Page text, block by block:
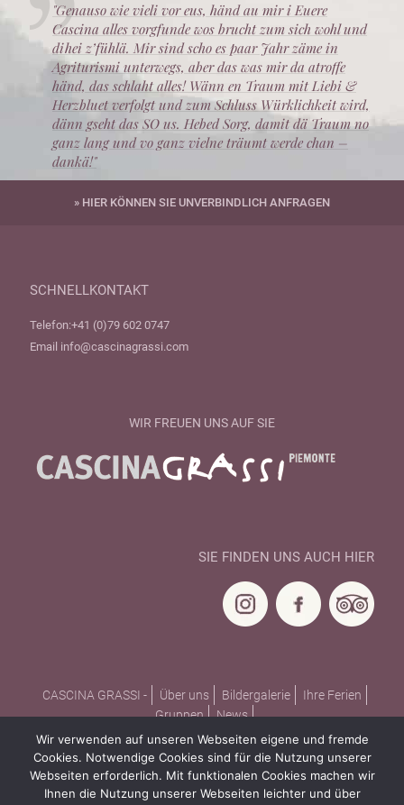
"Genauso wie vieli vor eus, händ au mir i Euere
Cascina alles vorgfunde wos brucht zum sich wohl und
dihei z’fühlä. Mir sind scho es paar Jahr zäme in
Agriturismi unterwegs, aber das was mir da atroffe
händ, das schlaht alles! Wänn en Traum mit Liebi &
Herzbluet verfolgt und zum Schluss Würklichkeit wird,
dänn gseht das SO us. Hebed Sorg, damit dä Traum no
ganz lang und vo ganz vielne träumt werde chan –
dankä!"
» HIER KÖNNEN SIE UNVERBINDLICH ANFRAGEN
SCHNELLKONTAKT
Telefon:+41 (0)79 602 0747
Email info@cascinagrassi.com
WIR FREUEN UNS AUF SIE
SIE FINDEN UNS AUCH HIER
CASCINA GRASSI - Über uns Bildergalerie
Ihre Ferien
Gruppen
News
FERIENHÄUSER & -WOHNUNGEN -
Villetta GRASSI
Casa A Sud
Portico Stalla Principale Bianco
Rosso
Cascina komplett
Konditionen
PIEMONT -
Lage Landschaft Klima Geschichte
Wir verwenden auf unseren Webseiten eigene und fremde
Cookies. Notwendige Cookies sind für die Nutzung unserer
Webseiten erforderlich. Mit funktionalen Cookies machen wir
Ihnen die Nutzung unserer Webseiten leichter und über